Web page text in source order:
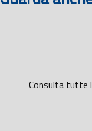
Consulta tutte